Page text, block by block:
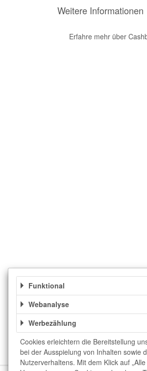
Weitere Informationen
Erfahre mehr über
Funktional
Webanalyse
Werbezählung
Cookies erleichtern die Bereitstellung
bei der Ausspielung von Inhalten sowie
Nutzerverhaltens. Mit dem Klick auf